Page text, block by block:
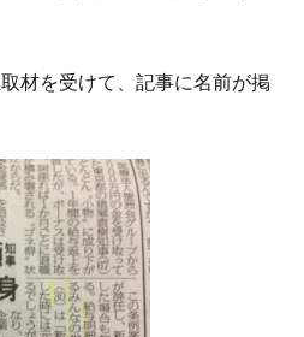
材を受けて、記事に名前が掲